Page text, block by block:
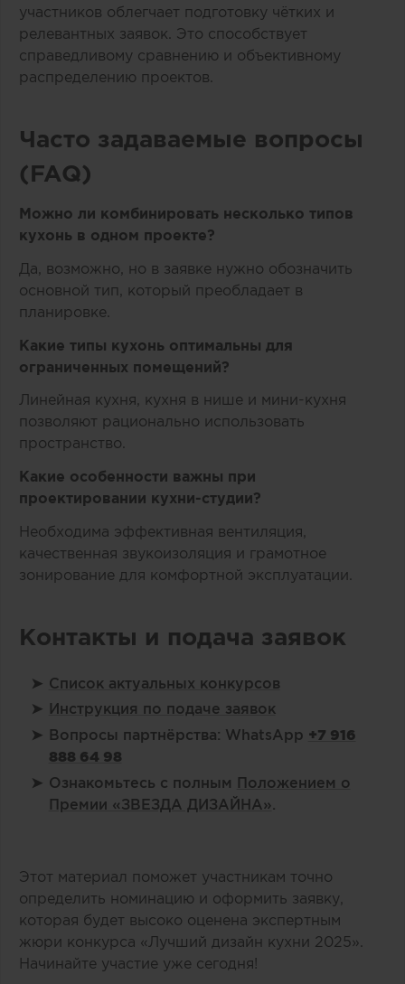
участников облегчает подготовку чётких и
релевантных заявок. Это способствует
справедливому сравнению и объективному
распределению проектов.
Часто задаваемые вопросы
(FAQ)
Можно ли комбинировать несколько типов
кухонь в одном проекте?
Да, возможно, но в заявке нужно обозначить
основной тип, который преобладает в
планировке.
Какие типы кухонь оптимальны для
ограниченных помещений?
Линейная кухня, кухня в нише и мини-кухня
позволяют рационально использовать
пространство.
Какие особенности важны при
проектировании кухни-студии?
Необходима эффективная вентиляция,
качественная звукоизоляция и грамотное
зонирование для комфортной эксплуатации.
Контакты и подача заявок
Список актуальных конкурсов
Инструкция по подаче заявок
Вопросы партнёрства: WhatsApp +7 916
888 64 98
Ознакомьтесь с полным Положением о
Премии «ЗВЕЗДА ДИЗАЙНА».
Этот материал поможет участникам точно
определить номинацию и оформить заявку,
которая будет высоко оценена экспертным
жюри конкурса «Лучший дизайн кухни 2025».
Начинайте участие уже сегодня!